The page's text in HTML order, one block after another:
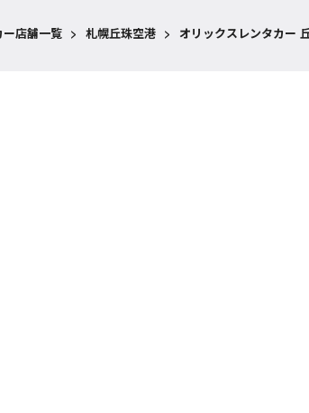
ー店舗一覧 > 札幌丘珠空港 > オリックスレンタカー